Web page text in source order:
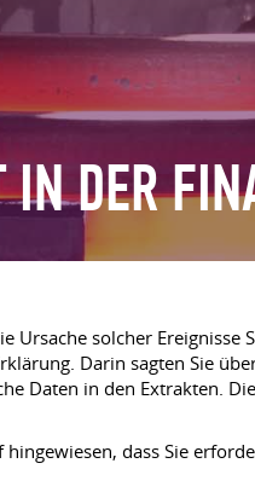
DER
solcher Ereignisse
Darin sagten Sie
Daten in den Extrakten.
dass Sie